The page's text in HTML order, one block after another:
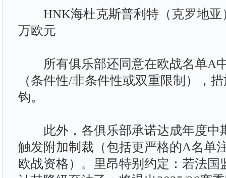
HNK海杜克斯普利特（克罗地亚
万欧元
所有俱乐部还同意在欧战名单A
（条件性/非条件性或双重限制），
钩。
此外，各俱乐部承诺达成年度中
触发附加制裁（包括更严格的A名单
欧战资格）。里昂特别约定：若法国